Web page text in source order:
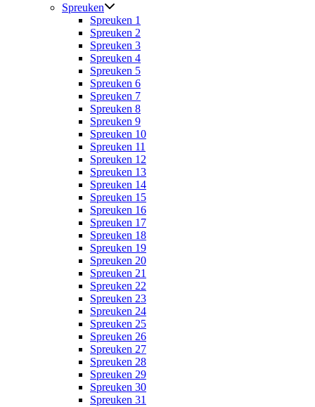
Spreuken
Spreuken 1
Spreuken 2
Spreuken 3
Spreuken 4
Spreuken 5
Spreuken 6
Spreuken 7
Spreuken 8
Spreuken 9
Spreuken 10
Spreuken 11
Spreuken 12
Spreuken 13
Spreuken 14
Spreuken 15
Spreuken 16
Spreuken 17
Spreuken 18
Spreuken 19
Spreuken 20
Spreuken 21
Spreuken 22
Spreuken 23
Spreuken 24
Spreuken 25
Spreuken 26
Spreuken 27
Spreuken 28
Spreuken 29
Spreuken 30
Spreuken 31